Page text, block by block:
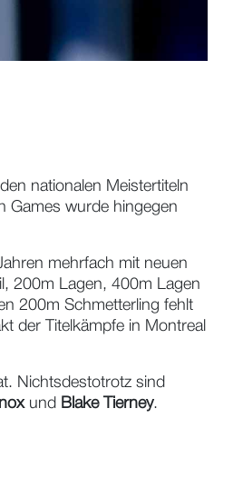
nationalen Meistertiteln
Games wurde hingegen
mehrfach mit neuen
200m Lagen, 400m Lagen
200m Schmetterling fehlt
der Titelkämpfe in Montreal
Nichtsdestotrotz sind
und Blake Tierney.